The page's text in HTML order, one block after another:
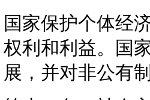
国家保护个体经
权利和利益。国
展，并对非公有